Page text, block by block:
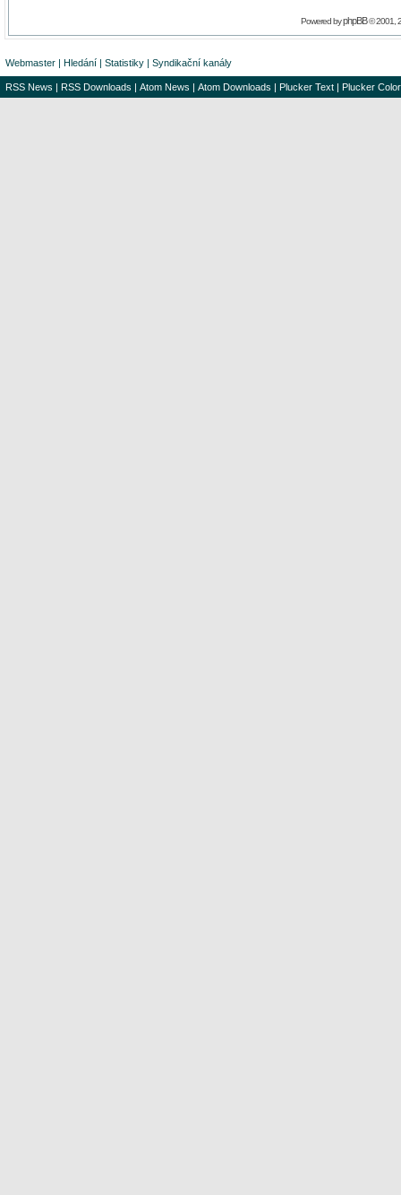
Powered byphpBB© 2001,
Webmaster | Hledání | Statistiky | Syndikační kanály
RSS News | RSS Downloads | Atom News | Atom Downloads | Plucker Text | Plucker Color